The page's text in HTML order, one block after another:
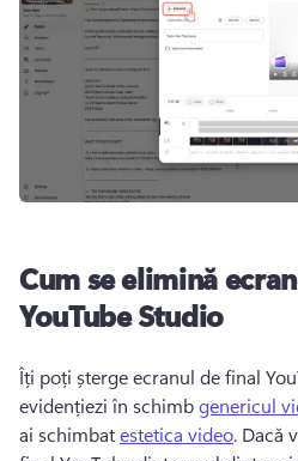
Cum se elimină
YouTube Studio
Îți poți șterge ecranul de final
evidențiezi în schimb genericul
ai schimbat estetica video. Dacă